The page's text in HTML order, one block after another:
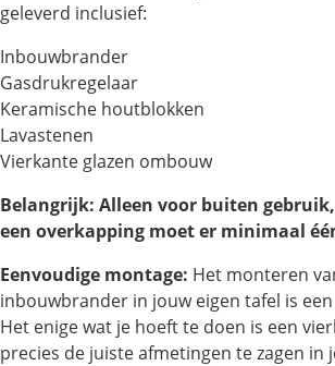
geleverd inclusief:
Inbouwbrander
Gasdrukregelaar
Keramische houtblokken
Lavastenen
Vierkante glazen ombouw
Belangrijk: Alleen voor buiten
een overkapping moet er minimaal
Eenvoudige montage: Het monteren
inbouwbrander in jouw eigen tafel is
Het enige wat je hoeft te doen is een
precies de juiste afmetingen te zagen in